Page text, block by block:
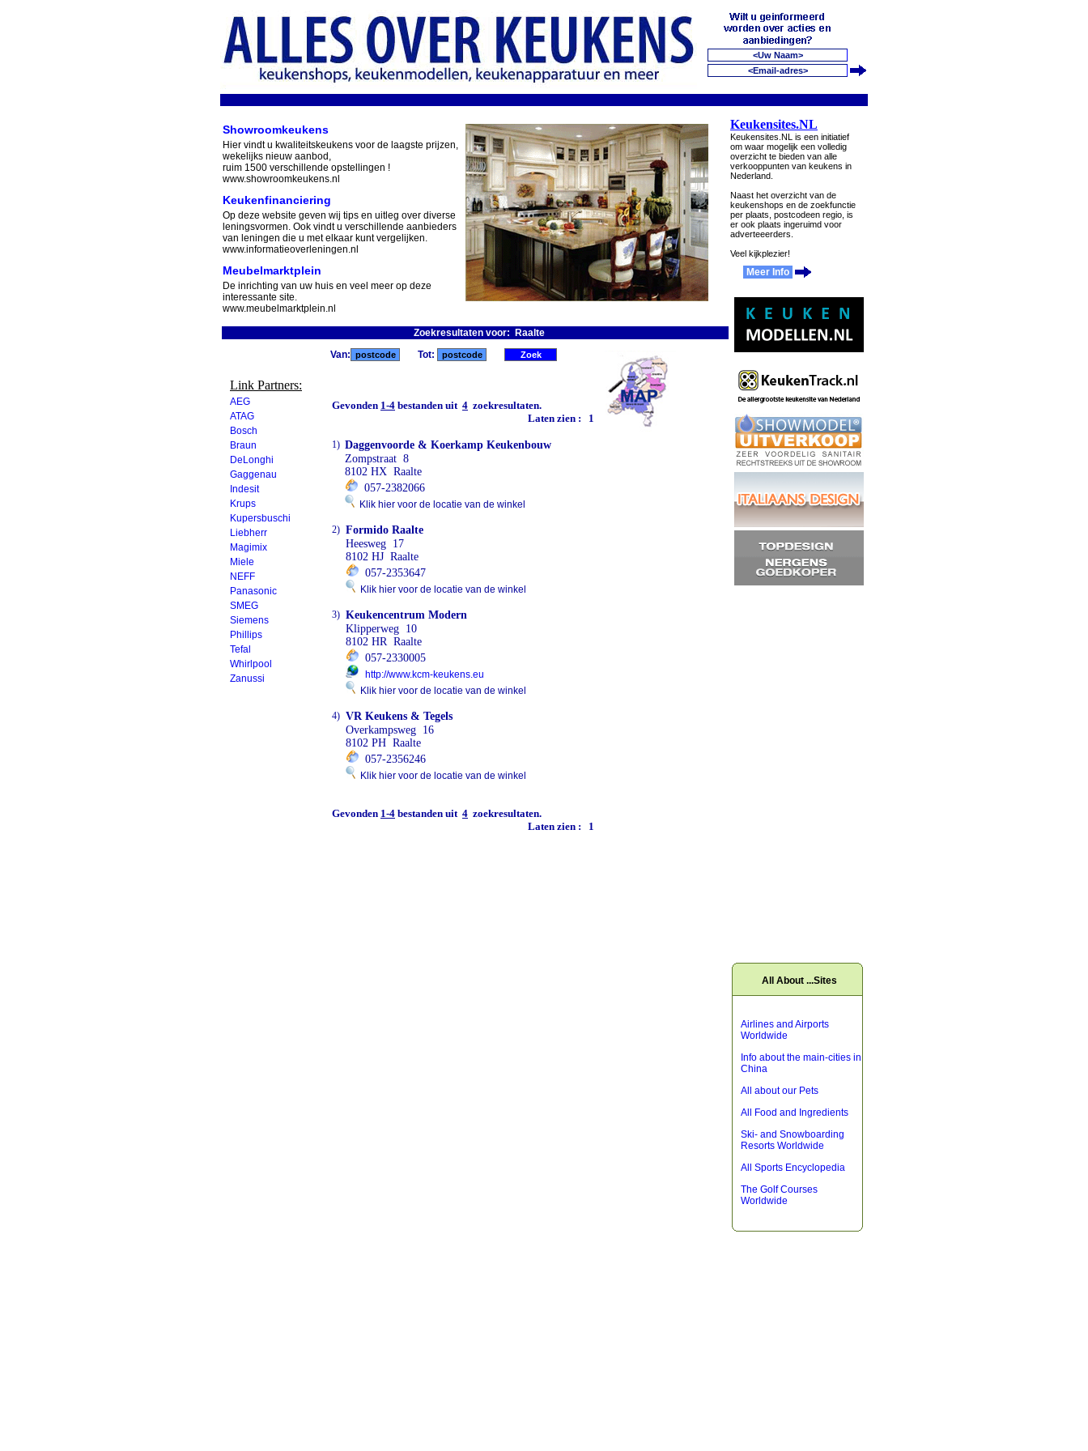
Showroomkeukens
Hier vindt u kwaliteitskeukens voor de laagste prijzen,
wekelijks nieuw aanbod,
ruim 1500 verschillende opstellingen !
www.showroomkeukens.nl
Keukenfinanciering
Op deze website geven wij tips en uitleg over diverse
leningsvormen. Ook vindt u verschillende aanbieders
van leningen die u met elkaar kunt vergelijken.
www.informatieoverleningen.nl
Meubelmarktplein
De inrichting van uw huis en veel meer op deze
interessante site.
www.meubelmarktplein.nl
Zoekresultaten voor: Raalte
Link Partners:
AEG
ATAG
Bosch
Braun
DeLonghi
Gaggenau
Indesit
Krups
Kupersbuschi
Liebherr
Magimix
Miele
NEFF
Panasonic
SMEG
Siemens
Phillips
Tefal
Whirlpool
Zanussi
Van: Tot:
Gevonden 1-4 bestanden uit 4 zoekresultaten.
Laten zien :
1
1) Daggenvoorde & Koerkamp Keukenbouw
Zompstraat 8
8102 HX Raalte
057-2382066
Klik hier voor de locatie van de winkel
2) Formido Raalte
Heesweg 17
8102 HJ Raalte
057-2353647
Klik hier voor de locatie van de winkel
3) Keukencentrum Modern
Klipperweg 10
8102 HR Raalte
057-2330005
http://www.kcm-keukens.eu
Klik hier voor de locatie van de winkel
4) VR Keukens & Tegels
Overkampsweg 16
8102 PH Raalte
057-2356246
Klik hier voor de locatie van de winkel
Gevonden 1-4 bestanden uit 4 zoekresultaten.
Laten zien :
1
Keukensites.NL
Keukensites.NL is een initiatief
om waar mogelijk een volledig
overzicht te bieden van alle
verkooppunten van keukens in
Nederland.
Naast het overzicht van de
keukenshops en de zoekfunctie
per plaats, postcodeen regio, is
er ook plaats ingeruimd voor
adverteeerders.
Veel kijkplezier!
Meer Info
All About ...Sites
Airlines and Airports
Worldwide
Info about the main-cities in
China
All about our Pets
All Food and Ingredients
Ski- and Snowboarding
Resorts Worldwide
All Sports Encyclopedia
The Golf Courses
Worldwide